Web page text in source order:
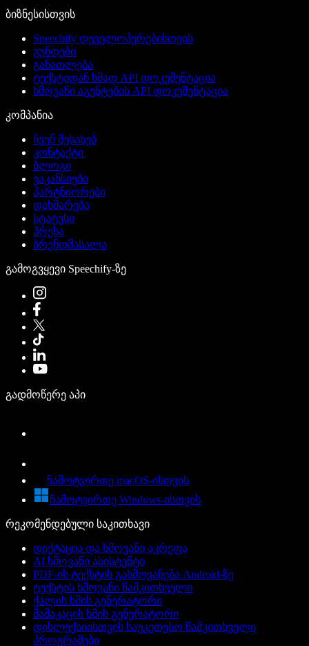
ბიზნესისთვის
Speechify დეველოპერებისთვის
გუნდები
განათლება
ტექსტიდან ხმად API დოკუმენტაცია
ხმოვანი აგენტების API დოკუმენტაცია
კომპანია
ჩვენ შესახებ
კონტაქტი
ბლოგი
ვაკანსიები
პარტნიორები
დახმარება
სტატუსი
პრესა
ბრენდმასალა
გამოგვყევი Speechify-ზე
გადმოწერე აპი
ჩამოტვირთე macOS-ისთვის
ჩამოტვირთე Windows-ისთვის
რეკომენდებული საკითხავი
დიქტაცია და ხმოვანი აკრეფა
AI ხმოვანი ასისტენტი
PDF-ის ტექსტის გახმოვანება Android-ზე
ტექსტის ხმოვანი წამკითხველი
ქალის ხმის გენერატორი
მამაკაცის ხმის გენერატორი
დისლექსიისთვის საუკეთესო წამკითხველი
პროგრამები